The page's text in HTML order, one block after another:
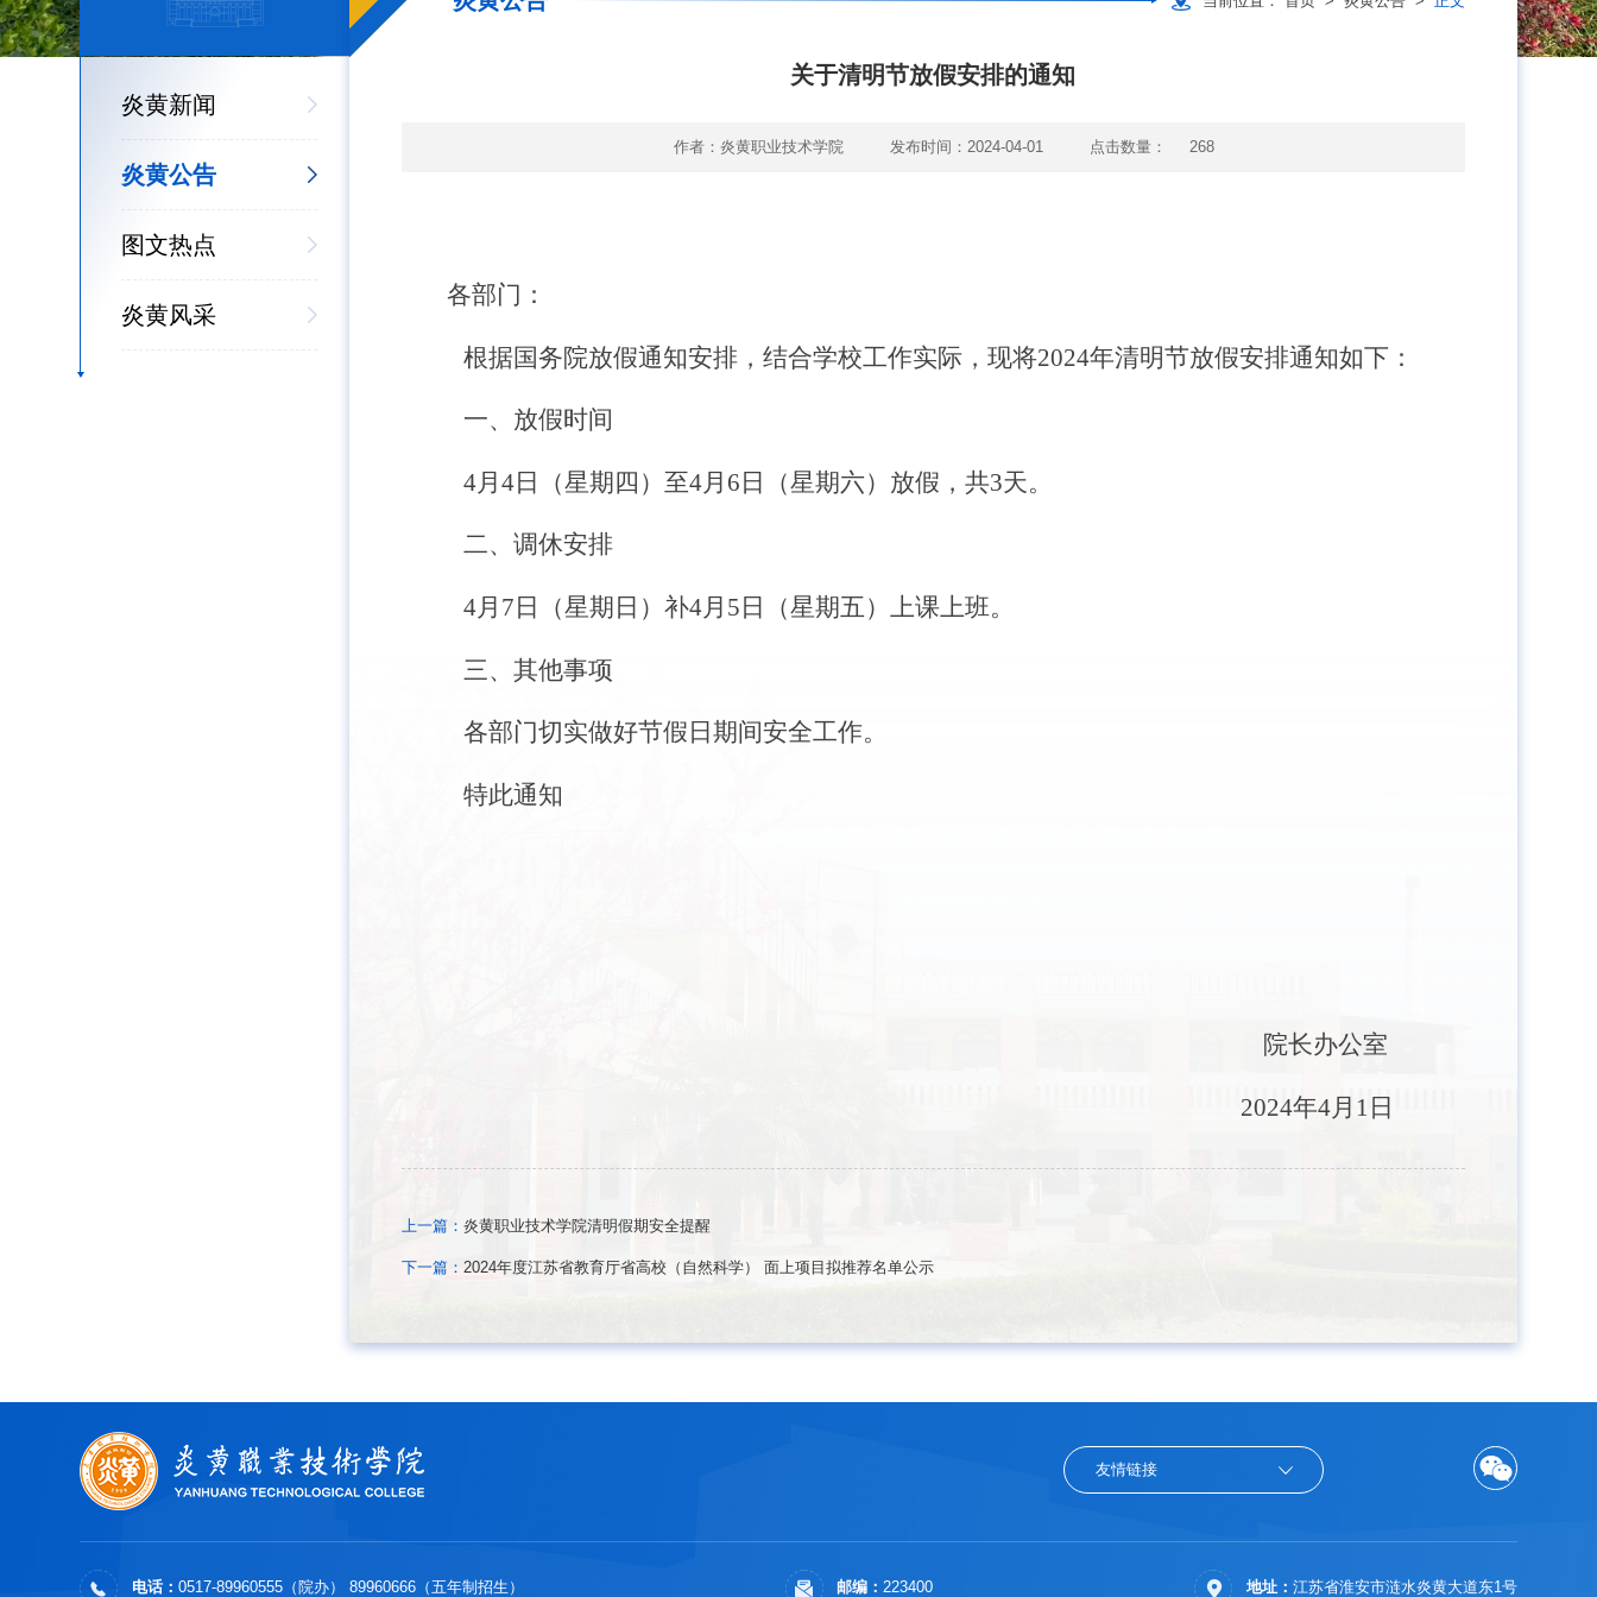
炎黄新闻
炎黄公告
图文热点
炎黄风采
关于清明节放假安排的通知
作者：炎黄职业技术学院 发布时间：2024-04-01 点击数量： 268
各部门：
根据国务院放假通知安排，结合学校工作实际，现将2024年清明节放假安排通知如下：
一、放假时间
4月4日 （星期四）至4月 6 日 （星期六） 放假，共3天。
二、调休安排
4月 7 日（星期日）补4月 5 日（星期五）上课上班。
三、其他事项
各部门切实做好节假日期间安全工作。
特此通知
院长办公室
2024年4月 1 日
上一篇： 炎黄职业技术学院清明假期安全提醒
下一篇： 2024年度江苏省教育厅省高校（自然科学） 面上项目拟推荐名单公示
友情链接
电话：0517-89960555（院办） 89960666（五年制招生） 邮编：223400 地址： 江苏省淮安市涟水炎黄大道东1号